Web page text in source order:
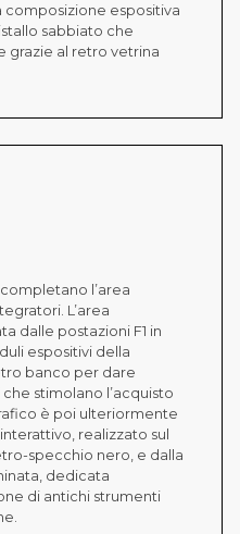
espositiva
sabbiato che
grazie al retro vetrina
l’area
L’area
dalle postazioni F1 in
espositivi della
banco per dare
stimolano l’acquisto
è poi ulteriormente
realizzato sul
specchio nero, e dalla
dedicata
di antichi strumenti